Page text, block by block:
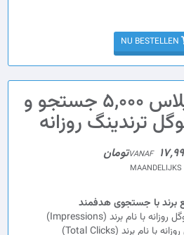
NU BESTELLEN
بسته جهش پلاس 5,000 جستجو و
VANAF
MAANDELIJKS
برند با جستجوی هدفمند